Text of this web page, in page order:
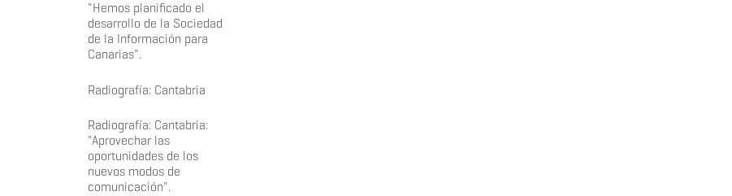
"Hemos planificado el
desarrollo de la Sociedad
de la Información para
Canarias".
Radiografía: Cantabria
Radiografía: Cantabria:
"Aprovechar las
oportunidades de los
nuevos modos de
comunicación".